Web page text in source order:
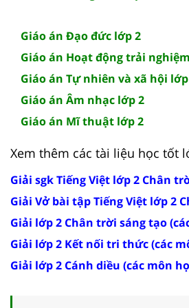
Giáo án Đạo đức lớp 2
Giáo án Hoạt động trải
Giáo án Tự nhiên và xã hội
Giáo án Âm nhạc lớp 2
Giáo án Mĩ thuật lớp 2
Xem thêm các tài liệu học tốt
Giải sgk Tiếng Việt lớp 2 Chân
Giải Vở bài tập Tiếng Việt lớp 2
Giải lớp 2 Chân trời sáng tạo
Giải lớp 2 Kết nối tri thức (các
Giải lớp 2 Cánh diều (các môn